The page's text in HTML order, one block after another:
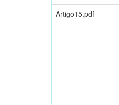
Artigo15.pdf